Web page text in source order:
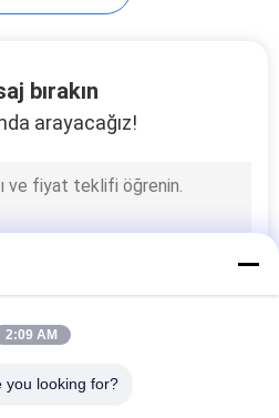
bırakın
arayacağız!
2:09 AM
you looking for?